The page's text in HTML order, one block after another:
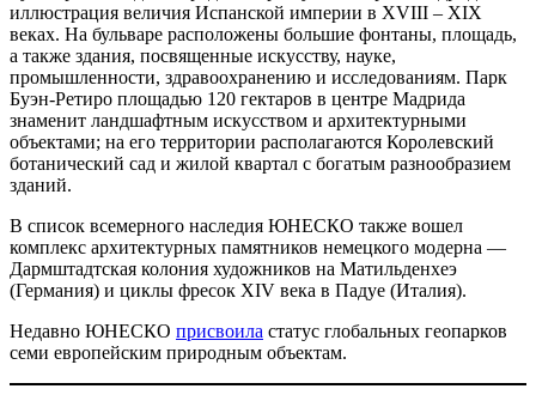
иллюстрация величия Испанской империи в XVIII – XIX
веках. На бульваре расположены большие фонтаны, площадь,
а также здания, посвященные искусству, науке,
промышленности, здравоохранению и исследованиям. Парк
Буэн-Ретиро площадью 120 гектаров в центре Мадрида
знаменит ландшафтным искусством и архитектурными
объектами; на его территории располагаются Королевский
ботанический сад и жилой квартал с богатым разнообразием
зданий.
В список всемерного наследия ЮНЕСКО также вошел
комплекс архитектурных памятников немецкого модерна —
Дармштадтская колония художников на Матильденхеэ
(Германия) и циклы фресок XIV века в Падуе (Италия).
Недавно ЮНЕСКО присвоила статус глобальных геопарков
семи европейским природным объектам.